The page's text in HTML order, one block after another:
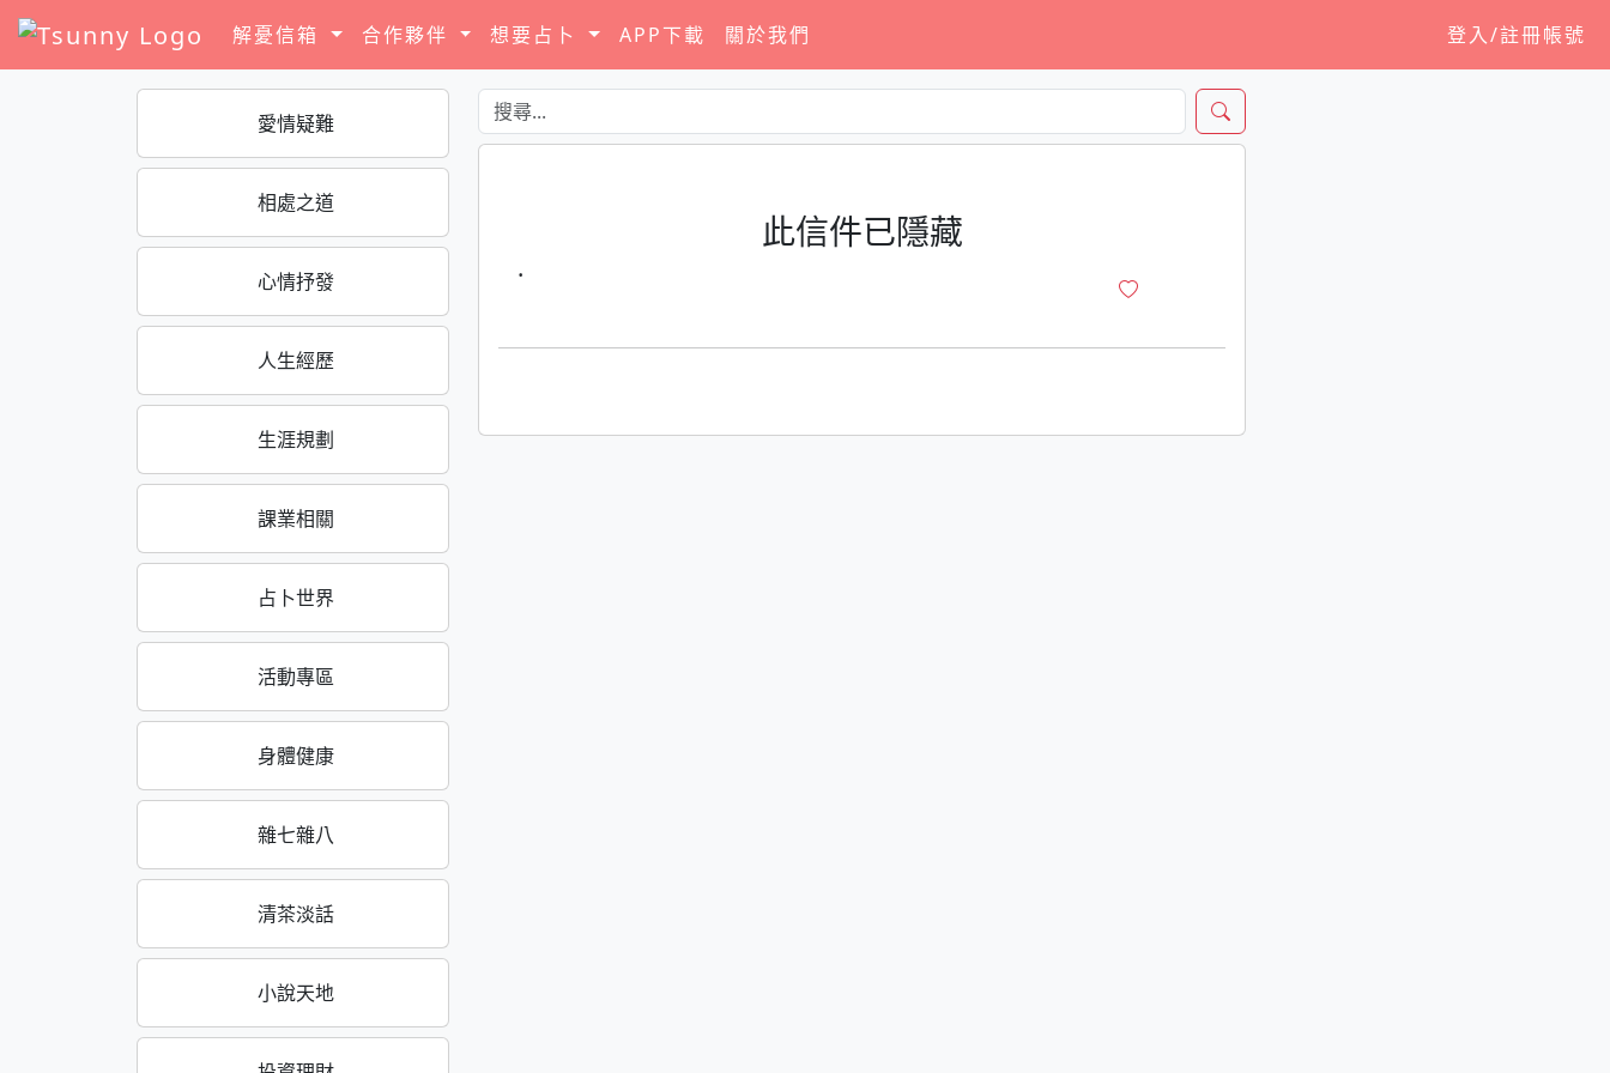
解憂信箱 合作夥伴 想要占卜 APP下載 關於我們 登入/註冊帳號
愛情疑難
相處之道
心情抒發
人生經歷
生涯規劃
課業相關
占卜世界
活動專區
身體健康
雜七雜八
清茶淡話
小說天地
此信件已隱藏
·